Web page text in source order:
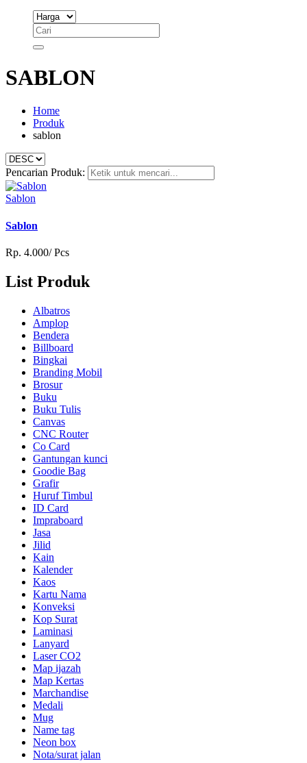
SABLON
Home
Produk
sablon
Pencarian Produk:
Sablon
Sablon
Rp. 4.000/ Pcs
List Produk
Albatros
Amplop
Bendera
Billboard
Bingkai
Branding Mobil
Brosur
Buku
Buku Tulis
Canvas
CNC Router
Co Card
Gantungan kunci
Goodie Bag
Grafir
Huruf Timbul
ID Card
Impraboard
Jasa
Jilid
Kain
Kalender
Kaos
Kartu Nama
Konveksi
Kop Surat
Laminasi
Lanyard
Laser CO2
Map ijazah
Map Kertas
Marchandise
Medali
Mug
Name tag
Neon box
Nota/surat jalan